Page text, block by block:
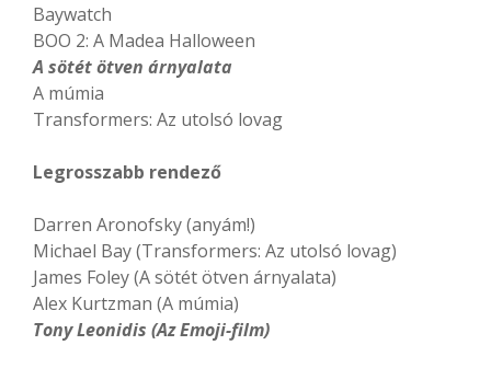
Baywatch
BOO 2: A Madea Halloween
A sötét ötven árnyalata
A múmia
Transformers: Az utolsó lovag
Legrosszabb rendező
Darren Aronofsky (anyám!)
Michael Bay (Transformers: Az utolsó lovag)
James Foley (A sötét ötven árnyalata)
Alex Kurtzman (A múmia)
Tony Leonidis (Az Emoji-film)